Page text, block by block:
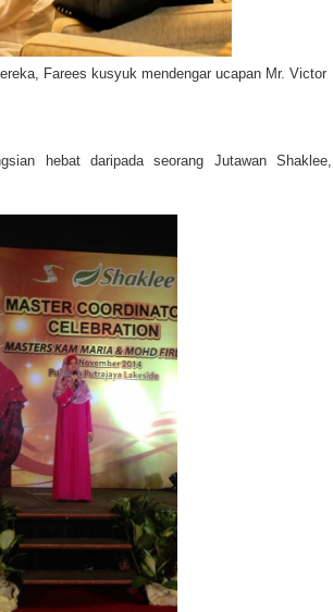
Farees kusyuk mendengar ucapan Mr. Victor
hebat daripada seorang Jutawan Shaklee,